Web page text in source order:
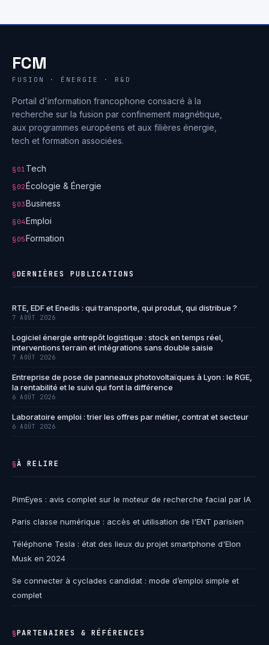
FCM
FUSION · ÉNERGIE · R&D
Portail d'information francophone consacré à la
recherche sur la fusion par confinement magnétique,
aux programmes européens et aux filières énergie,
tech et formation associées.
§01 Tech
§02Écologie & Énergie
§03Business
§04Emploi
§05Formation
§DERNIÈRES PUBLICATIONS
RTE, EDF et Enedis : qui transporte, qui produit, qui distribue ?
7 AOÛT 2026
Logiciel énergie entrepôt logistique : stock en temps réel,
interventions terrain et intégrations sans double saisie
7 AOÛT 2026
Entreprise de pose de panneaux photovoltaïques à Lyon : le RGE,
la rentabilité et le suivi qui font la différence
6 AOÛT 2026
Laboratoire emploi : trier les offres par métier, contrat et secteur
6 AOÛT 2026
§À RELIRE
PimEyes : avis complet sur le moteur de recherche facial par IA
Paris classe numérique : accès et utilisation de l'ENT parisien
Téléphone Tesla : état des lieux du projet smartphone d'Elon
Musk en 2024
Se connecter à cyclades candidat : mode d’emploi simple et
complet
§PARTENAIRES & RÉFÉRENCES